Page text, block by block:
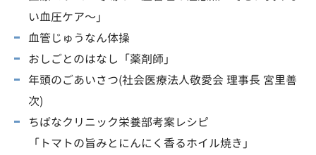
い血圧ケア〜」
血管じゅうなん体操
おしごとのはなし「薬剤師」
年頭のごあいさつ(社会医療法人敬愛会 理事長 宮里善
次)
ちばなクリニック栄養部考案レシピ
「トマトの旨みとにんにく香るホイル焼き」